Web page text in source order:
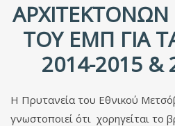
ΤΟΥ ΕΜΠ ΓΙΑ
2014-2015 &
Η Πρυτανεία του Εθνικού
γνωστοποιεί ότι χορηγείται το